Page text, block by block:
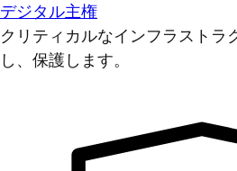
デジタル主権
クリティカルなインフラストラ
し、保護します。